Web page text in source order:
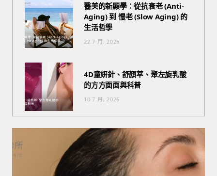
醫美的新顯學：從抗衰老 (Anti-
Aging) 到 慢老 (Slow Aging) 的
生活哲學
22 7 月, 2026
4D童妍針、舒顏萃、聚左旋乳酸
的方方面面與科普
10 7 月, 2026